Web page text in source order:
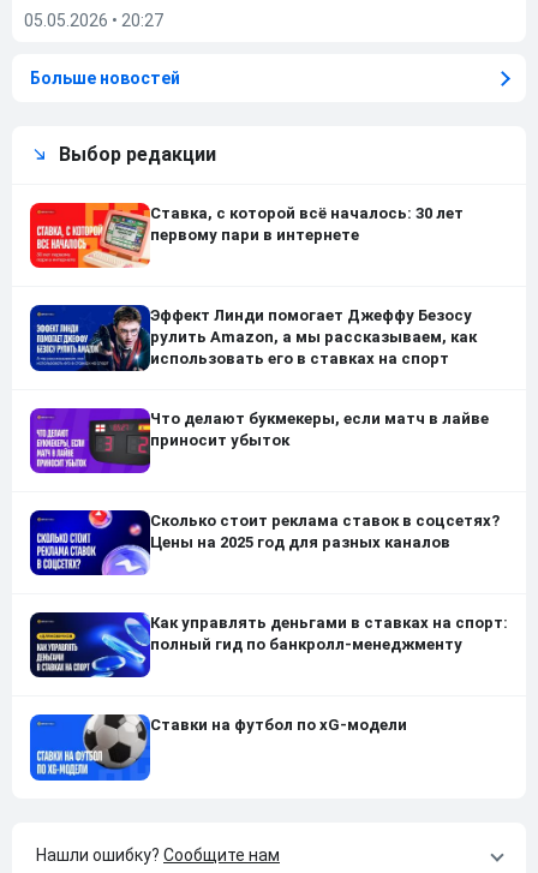
05.05.2026 • 20:27
Больше новостей
Выбор редакции
Ставка, с которой всё началось: 30 лет
первому пари в интернете
Эффект Линди помогает Джеффу Безосу
рулить Amazon, а мы рассказываем, как
использовать его в ставках на спорт
Что делают букмекеры, если матч в лайве
приносит убыток
Сколько стоит реклама ставок в соцсетях?
Цены на 2025 год для разных каналов
Как управлять деньгами в ставках на спорт:
полный гид по банкролл-менеджменту
Ставки на футбол по xG-модели
Нашли ошибку? Сообщите нам